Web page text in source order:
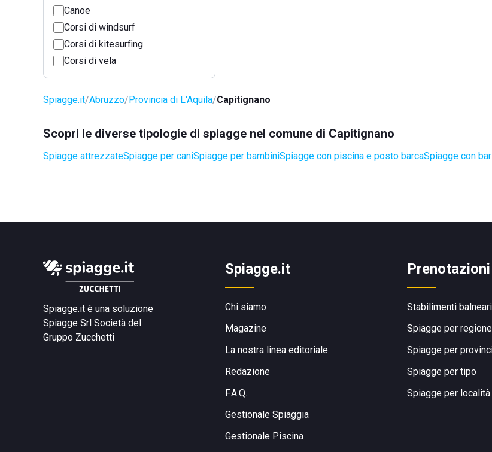
Canoe
Corsi di windsurf
Corsi di kitesurfing
Corsi di vela
Spiagge.it Abruzzo Provincia di L'Aquila Capitignano
Scopri le diverse tipologie di spiagge nel comune di Capitignano
Spiagge attrezzateSpiagge per caniSpiagge per bambiniSpiagge con piscina e posto barcaSpiagge con
Spiagge.it è una soluzione
Spiagge Srl Società del
Gruppo Zucchetti
Spiagge.it
Chi siamo
Magazine
La nostra linea editoriale
Redazione
F.A.Q.
Gestionale Spiaggia
Gestionale Piscina
Prenotazioni
Stabilimenti balneari
Spiagge per regione
Spiagge per
Spiagge per tipo
Spiagge per